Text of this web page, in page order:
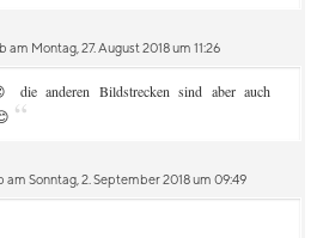
am Montag, 27. August 2018 um 11:26
die anderen Bildstrecken sind aber auch
“
am Sonntag, 2. September 2018 um 09:49